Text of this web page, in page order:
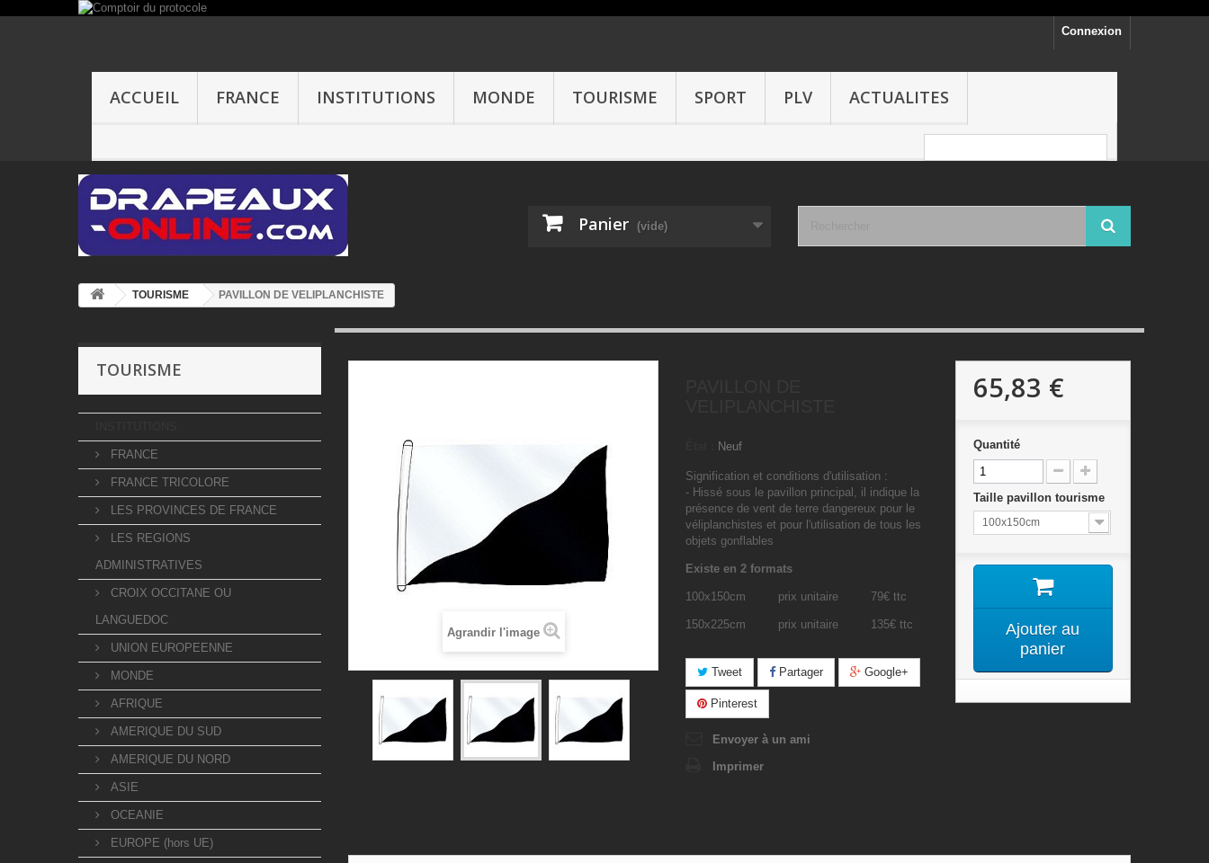
Connexion
ACCUEIL FRANCE INSTITUTIONS MONDE TOURISME SPORT PLV ACTUALITES
Panier (vide)
TOURISME PAVILLON DE VELIPLANCHISTE
TOURISME
FRANCE
FRANCE TRICOLORE
LES PROVINCES DE FRANCE
LES REGIONS
ADMINISTRATIVES
CROIX OCCITANE OU
LANGUEDOC
UNION EUROPEENNE
MONDE
AFRIQUE
AMERIQUE DU SUD
AMERIQUE DU NORD
ASIE
OCEANIE
EUROPE (hors UE)
Agrandir l'image
Neuf
Signification et conditions d'utilisation :
- Hissé sous le pavillon principal, il indique la
présence de vent de terre dangereux pour le
véliplanchistes et pour l'utilisation de tous les
objets gonflables
Existe en 2 formats
100x150cm prix unitaire 79€ ttc
150x225cm prix unitaire 135€ ttc
Tweet Partager Google+
Pinterest
Envoyer à un ami
Imprimer
65,83 €
Quantité
Taille pavillon tourisme
100x150cm
Ajouter au
panier